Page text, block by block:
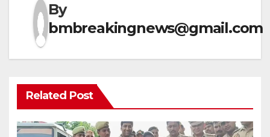
By
bmbreakingnews@gmail.com
Related Post